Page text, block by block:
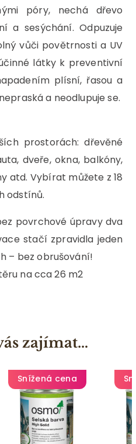
póry, nechá dřevo
a sesýchání. Odpuzuje
vůči povětrnosti a UV
látky k preventivní
plísní, řasou a
a neodlupuje se.
prostorách: dřevěné
dveře, okna, balkóny,
atd. Vybírat můžete z 18
odstínů.
povrchové úpravy dva
stačí zpravidla jeden
– bez obrušování!
na cca 26 m2
zajímat…
Snížená cena